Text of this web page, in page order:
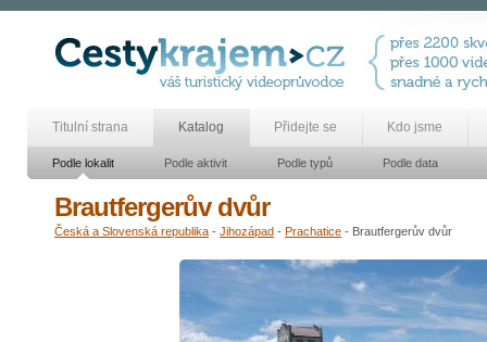
Titulní strana Katalog Přidejte se Kdo jsme
Podle lokalit Podle aktivit Podle typů Podle data
Brautfergerův dvůr
Česká a Slovenská republika - Jihozápad - Prachatice - Brautfergerův dvůr